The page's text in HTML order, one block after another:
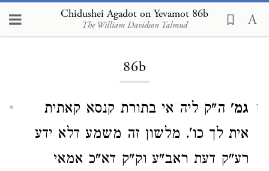
Chidushei Agadot on Yevamot 86b
The William Davidson Talmud
Loading...
86b
1 גמ' ה"ק ליה אי בתורת קנסא קאתית
אית לך כו'. מלשון זה משמע דלא ידע
רע"ק דעת ראב"ע וק"ק דא"כ אמאי